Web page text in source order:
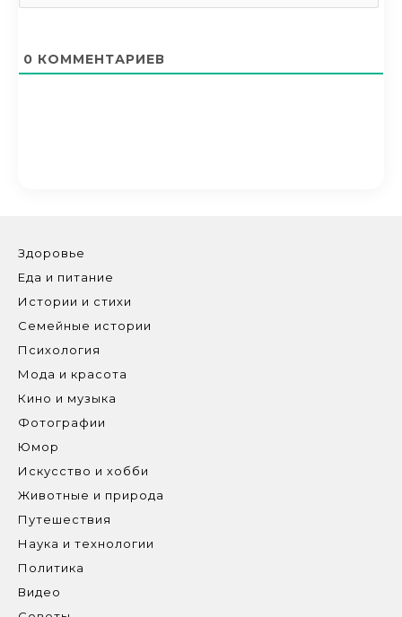
0 КОММЕНТАРИЕВ
Здоровье
Еда и питание
Истории и стихи
Семейные истории
Психология
Мода и красота
Кино и музыка
Фотографии
Юмор
Искусство и хобби
Животные и природа
Путешествия
Наука и технологии
Политика
Видео